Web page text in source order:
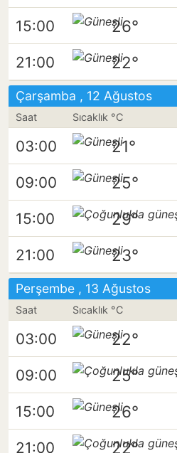
15:00 26°
21:00 22°
Çarşamba , 12 Ağustos
Saat Sıcaklık °C
03:00 21°
09:00 25°
15:00 29°
21:00 23°
Perşembe , 13 Ağustos
Saat Sıcaklık °C
03:00 22°
09:00 25°
15:00 26°
21:00 22°